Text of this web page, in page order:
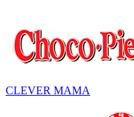
CLEVER MAMA